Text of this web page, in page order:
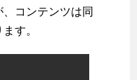
コンテンツは同
す。